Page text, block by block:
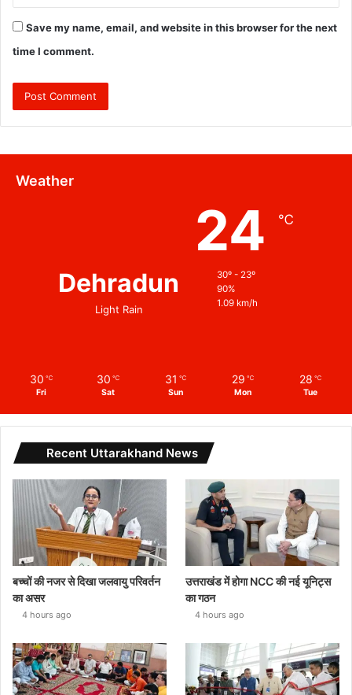
Save my name, email, and website in this browser for the next
time I comment.
Weather
Dehradun
Light Rain
24 ℃
30º - 23º
90%
1.09 km/h
30 ℃
Fri
30 ℃
Sat
31 ℃
Sun
29 ℃
Mon
28 ℃
Tue
Recent Uttarakhand News
बच्चों की नजर से दिखा जलवायु परिवर्तन
का असर
4 hours ago
उत्तराखंड में होगा NCC की नई यूनिट्स
का गठन
4 hours ago